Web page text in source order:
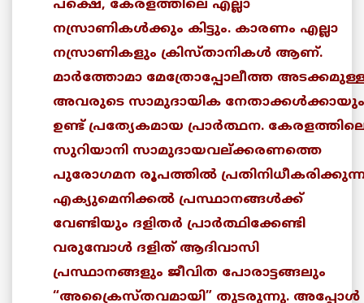
പക്ഷെ, കേരളത്തിലെ എല്ലാ
നസ്രാണികള്‍ക്കും കിട്ടും. കാരണം എല്ലാ
നസ്രാണികളും ക്രിസ്താനികള്‍ ആണ്.
മാര്‍ത്തോമാ മേത്രോപ്പോലീത്ത
അവരുടെ സാമുദായിക നേതാക്കള്‍ക്കായും
ഉണ്ട് പ്രത്യേകമായ പ്രാര്‍ത്ഥന.
സുറിയാനി സാമുദായവല്ക്കരണത്തെ
പുരോഗമന രൂപത്തില്‍
എക്യുമെനിക്കല്‍ പ്രസ്ഥാനങ്ങള്‍ക്ക്
വേണ്ടിയും ദളിതര്‍ പ്രാര്‍ത്ഥിക്കേണ്ടി
വരുമ്പോള്‍ ദളിത് ആദിവാസി
പ്രസ്ഥാനങ്ങളും ജീവിത പോരാട്ടങ്ങലും
“അക്രൈസ്തവമായി” തുടരുന്നു. അപ്പോള്‍